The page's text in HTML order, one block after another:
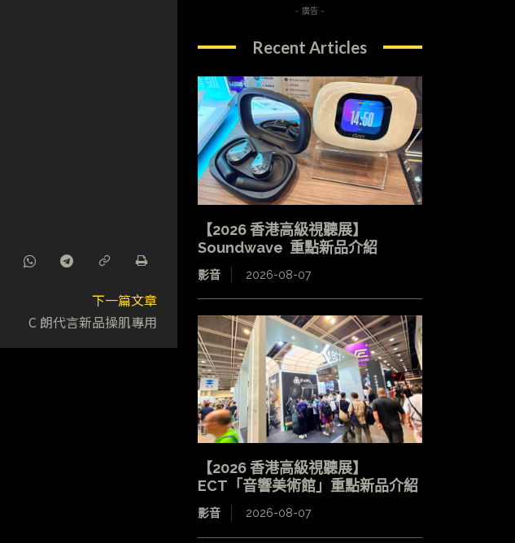
下一篇文章
C 朗代言新品操肌專用
- 廣告 -
Recent Articles
【2026 香港高級視聽展】
Soundwave 重點新品介紹
影音 2026-08-07
【2026 香港高級視聽展】
ECT「音響美術館」重點新品介紹
影音 2026-08-07